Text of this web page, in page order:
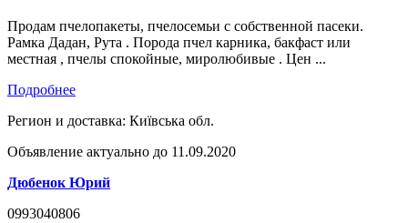
Продам пчелопакеты, пчелосемьи с собственной пасеки.
Рамка Дадан, Рута . Порода пчел карника, бакфаст или
местная , пчелы спокойные, миролюбивые . Цен ...
Подробнее
Регион и доставка: Київська обл.
Объявление актуально до 11.09.2020
Дюбенок Юрий
0993040806